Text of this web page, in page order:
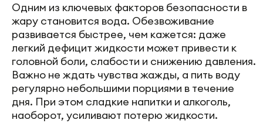
Одним из ключевых факторов безопасности в
жару становится вода. Обезвоживание
развивается быстрее, чем кажется: даже
легкий дефицит жидкости может привести к
головной боли, слабости и снижению давления.
Важно не ждать чувства жажды, а пить воду
регулярно небольшими порциями в течение
дня. При этом сладкие напитки и алкоголь,
наоборот, усиливают потерю жидкости.